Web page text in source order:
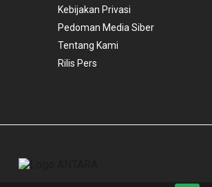
Kebijakan Privasi
Pedoman Media Siber
Tentang Kami
Rilis Pers